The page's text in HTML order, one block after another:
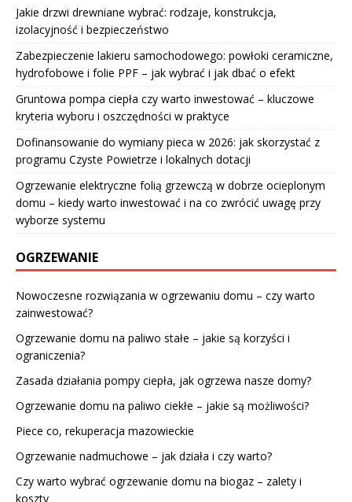
Jakie drzwi drewniane wybrać: rodzaje, konstrukcja,
izolacyjność i bezpieczeństwo
Zabezpieczenie lakieru samochodowego: powłoki ceramiczne,
hydrofobowe i folie PPF – jak wybrać i jak dbać o efekt
Gruntowa pompa ciepła czy warto inwestować – kluczowe
kryteria wyboru i oszczędności w praktyce
Dofinansowanie do wymiany pieca w 2026: jak skorzystać z
programu Czyste Powietrze i lokalnych dotacji
Ogrzewanie elektryczne folią grzewczą w dobrze ocieplonym
domu – kiedy warto inwestować i na co zwrócić uwagę przy
wyborze systemu
OGRZEWANIE
Nowoczesne rozwiązania w ogrzewaniu domu – czy warto
zainwestować?
Ogrzewanie domu na paliwo stałe – jakie są korzyści i
ograniczenia?
Zasada działania pompy ciepła, jak ogrzewa nasze domy?
Ogrzewanie domu na paliwo ciekłe – jakie są możliwości?
Piece co, rekuperacja mazowieckie
Ogrzewanie nadmuchowe – jak działa i czy warto?
Czy warto wybrać ogrzewanie domu na biogaz – zalety i
koszty